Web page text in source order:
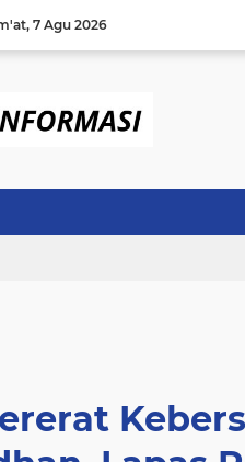
7 Agu 2026